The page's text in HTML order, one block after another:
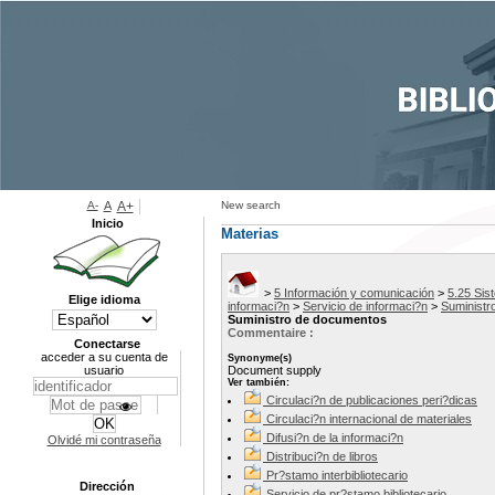
New search
Materias
> 5 Información y comunicación > 5.25
informaci?n > Servicio de informaci?n >
Suministro de documentos
Commentaire :
Synonyme(s)
Document supply
Ver también:
Circulaci?n de publicaciones peri?dicas
Circulaci?n internacional de materiales
Difusi?n de la informaci?n
Distribuci?n de libros
Pr?stamo interbibliotecario
A- A A+
Inicio
Elige idioma
Conectarse
acceder a su cuenta de
usuario
Olvidé mi contraseña
Dirección